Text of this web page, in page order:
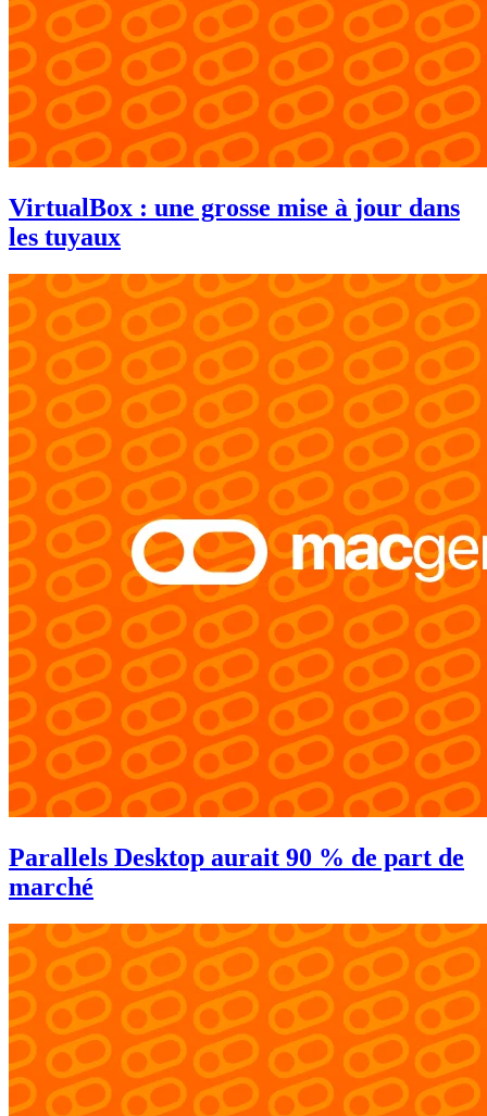
VirtualBox : une grosse mise à jour dans
les tuyaux
Parallels Desktop aurait 90 % de part de
marché